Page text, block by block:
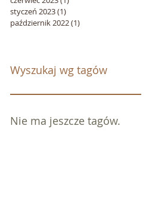
styczeń 2023(1)
październik 2022(1)
Wyszukaj wg tagów
Nie ma jeszcze tagów.